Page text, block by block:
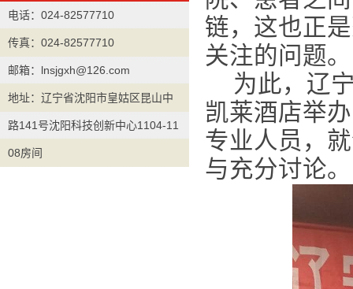
电话：024-82577710
传真：024-82577710
邮箱：lnsjgxh@126.com
地址：辽宁省沈阳市皇姑区昆山中
路141号沈阳科技创新中心1104-11
08房间
链，这也正
关注的问题。
为此，辽
凯莱酒店举
专业人员，
与充分讨论。